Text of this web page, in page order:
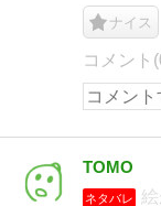
ナイス
コメント
TOMO
ネタバレ